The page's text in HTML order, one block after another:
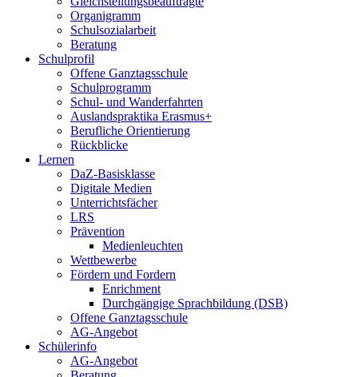
Organigramm
Schulsozialarbeit
Beratung
Schulprofil
Offene Ganztagsschule
Schulprogramm
Schul- und Wanderfahrten
Auslandspraktika Erasmus+
Berufliche Orientierung
Rückblicke
Lernen
DaZ-Basisklasse
Digitale Medien
Unterrichtsfächer
LRS
Prävention
Medienleuchten
Wettbewerbe
Fördern und Fordern
Enrichment
Durchgängige Sprachbildung (DSB)
Offene Ganztagsschule
AG-Angebot
Schülerinfo
AG-Angebot